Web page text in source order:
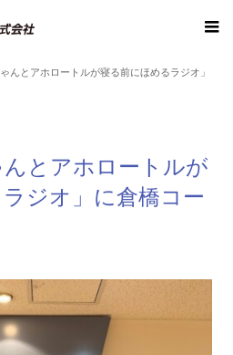
ゃんとアホロートルが寝る前にほめるラジオ」
んとアホロートルが
ジオ」に倉橋コー